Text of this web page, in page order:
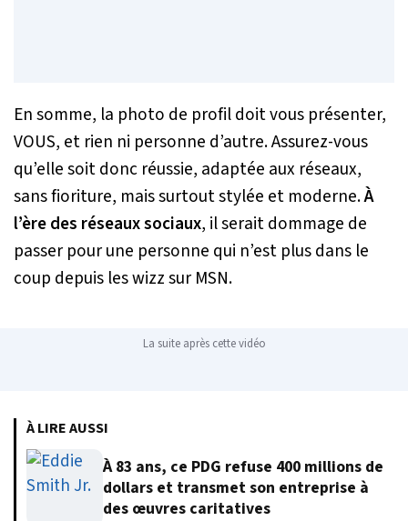
En somme, la photo de profil doit vous présenter,
VOUS, et rien ni personne d’autre. Assurez-vous
qu’elle soit donc réussie, adaptée aux réseaux,
sans fioriture, mais surtout stylée et moderne.À
l’ère des réseaux sociaux, il serait dommage de
passer pour une personne qui n’est plus dans le
coup depuis les wizz sur MSN.
La suite après cette vidéo
À LIRE AUSSI
À 83 ans, ce PDG refuse 400 millions de
dollars et transmet son entreprise à
des œuvres caritatives